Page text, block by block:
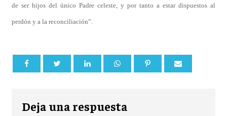
de ser hijos del único Padre celeste, y por tanto a estar dispuestos al
perdón y a la reconciliación”.
Deja una respuesta